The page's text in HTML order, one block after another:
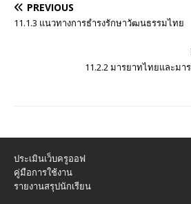
PREVIOUS
11.1.3 แนวทางการธำรงรักษาวัฒนธรรมไทย
11.2.2 มารยาทไทยและมา
ประเมินเว็บครูออฟ
คู่มือการใช้งาน
รายงานสรุปนักเรียน